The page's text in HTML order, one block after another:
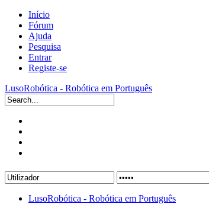
Início
Fórum
Ajuda
Pesquisa
Entrar
Registe-se
LusoRobótica - Robótica em Português
LusoRobótica - Robótica em Português